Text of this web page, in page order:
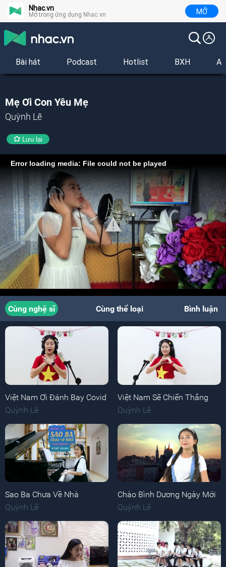
Nhac.vn
Mở trong ứng dụng Nhac.vn MỞ
Bài hát Podcast Hotlist BXH
Mẹ Ơi Con Yêu Mẹ
Quỳnh Lê
Lưu lại
Error loading media: File could not be played
Cùng nghệ sĩ Cùng thể loại Bình luận
Việt Nam Ơi Đánh Bay Covid
Quỳnh Lê
Việt Nam Sẽ Chiến Thắng
Quỳnh Lê
Sao Ba Chưa Về Nhà
Quỳnh Lê
Chào Bình Dương Ngày Mới
Quỳnh Lê